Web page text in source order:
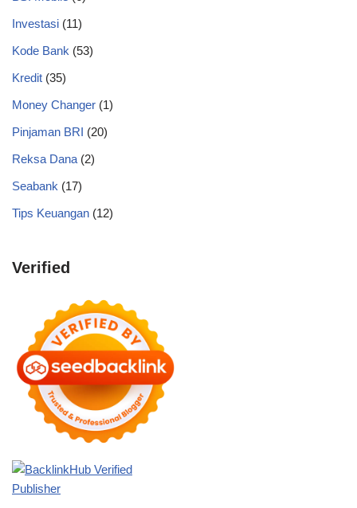
Investasi (11)
Kode Bank (53)
Kredit (35)
Money Changer (1)
Pinjaman BRI (20)
Reksa Dana (2)
Seabank (17)
Tips Keuangan (12)
Verified